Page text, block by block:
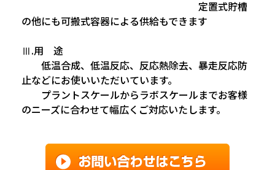
定置式貯槽
の他にも可搬式容器による供給もできます
Ⅲ.用 途
低温合成、低温反応、反応熱除去、暴走反応防
止などにお使いいただいています。
プラントスケールからラボスケールまでお客様
のニーズに合わせて幅広くご対応いたします。